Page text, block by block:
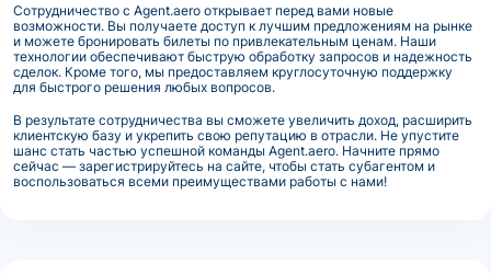
Сотрудничество с Agent.aero открывает перед вами новые
возможности. Вы получаете доступ к лучшим предложениям на рынке
и можете бронировать билеты по привлекательным ценам. Наши
технологии обеспечивают быструю обработку запросов и надежность
сделок. Кроме того, мы предоставляем круглосуточную поддержку
для быстрого решения любых вопросов.
В результате сотрудничества вы сможете увеличить доход, расширить
клиентскую базу и укрепить свою репутацию в отрасли. Не упустите
шанс стать частью успешной команды Agent.aero. Начните прямо
сейчас — зарегистрируйтесь на сайте, чтобы стать субагентом и
воспользоваться всеми преимуществами работы с нами!